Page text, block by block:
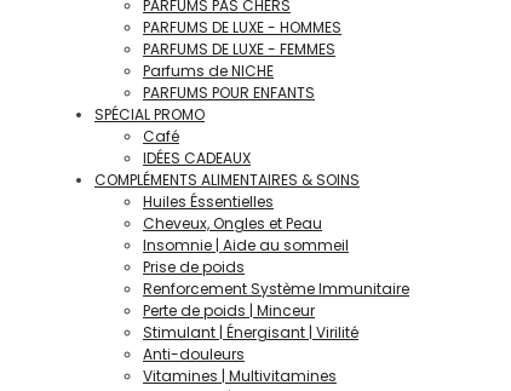
PARFUMS PAS CHERS
PARFUMS DE LUXE - HOMMES
PARFUMS DE LUXE - FEMMES
Parfums de NICHE
PARFUMS POUR ENFANTS
SPÉCIAL PROMO
Café
IDÉES CADEAUX
COMPLÉMENTS ALIMENTAIRES & SOINS
Huiles Éssentielles
Cheveux, Ongles et Peau
Insomnie | Aide au sommeil
Prise de poids
Renforcement Système Immunitaire
Perte de poids | Minceur
Stimulant | Énergisant | Virilité
Anti-douleurs
Vitamines | Multivitamines